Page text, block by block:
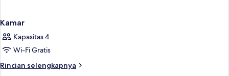
Kamar
Kapasitas 4
Wi-Fi Gratis
Rincian selengkapnya
Rincian